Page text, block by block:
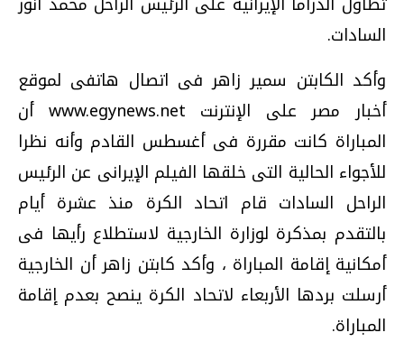
السادات.
وأكد الكابتن سمير زاهر فى اتصال هاتفى لموقع
أخبار مصر على الإنترنت www.egynews.net أن
المباراة كانت مقررة فى أغسطس القادم وأنه نظرا
للأجواء الحالية التى خلقها الفيلم الإيرانى عن الرئيس
الراحل السادات قام اتحاد الكرة منذ عشرة أيام
بالتقدم بمذكرة لوزارة الخارجية لاستطلاع رأيها فى
أمكانية إقامة المباراة ، وأكد كابتن زاهر أن الخارجية
أرسلت بردها الأربعاء لاتحاد الكرة ينصح بعدم إقامة
المباراة.